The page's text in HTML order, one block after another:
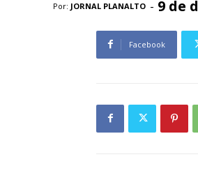
Por: JORNAL PLANALTO - 9 de
Facebook